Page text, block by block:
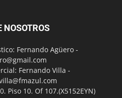
NOSOTROS
Fernando Agüero -
Fernando Villa -
Piso 10. Of 107.(X5152EYN)